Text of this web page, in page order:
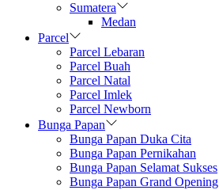
Sumatera
Medan
Parcel
Parcel Lebaran
Parcel Buah
Parcel Natal
Parcel Imlek
Parcel Newborn
Bunga Papan
Bunga Papan Duka Cita
Bunga Papan Pernikahan
Bunga Papan Selamat Sukses
Bunga Papan Grand Opening